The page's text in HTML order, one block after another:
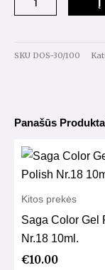
lazdelės
100
SKU DOS-30/100
Panašūs
Kitos prekės
Saga Color Gel
Nr.18 10ml.
€10.00